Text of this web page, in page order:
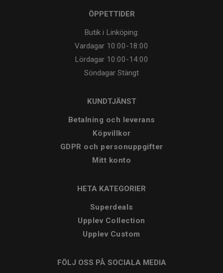
ÖPPETTIDER
Butik i Linköping:
Vardagar 10:00-18:00
Lördagar 10:00-14:00
Söndagar Stängt
KUNDTJÄNST
Betalning och leverans
Köpvillkor
GDPR och personuppgifter
Mitt konto
HETA KATEGORIER
Superdeals
Upplev Collection
Upplev Custom
FÖLJ OSS PÅ SOCIALA MEDIA